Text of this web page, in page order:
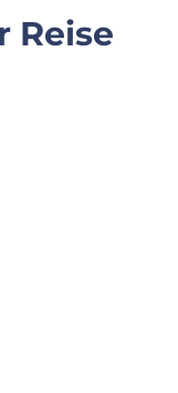
Reise